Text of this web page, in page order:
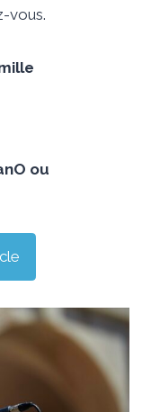
vous.
ou